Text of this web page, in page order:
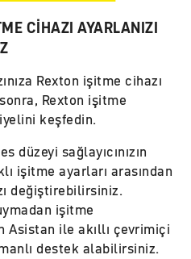
CİHAZI AYARLANIZI
Rexton işitme cihazı
Rexton işitme
keşfedin.
düzeyi sağlayıcınızın
işitme ayarları arasından
değiştirebilirsiniz.
işitme
Asistan ile akıllı çevrimiçi
destek alabilirsiniz.